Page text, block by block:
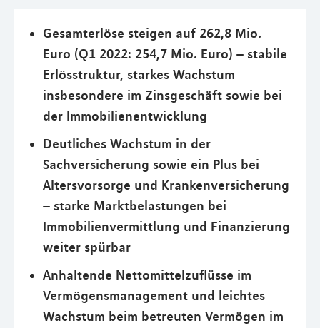
Gesamterlöse steigen auf 262,8 Mio.
Euro (Q1 2022: 254,7 Mio. Euro) – stabile
Erlösstruktur, starkes Wachstum
insbesondere im Zinsgeschäft sowie bei
der Immobilienentwicklung
Deutliches Wachstum in der
Sachversicherung sowie ein Plus bei
Altersvorsorge und Krankenversicherung
– starke Marktbelastungen bei
Immobilienvermittlung und Finanzierung
weiter spürbar
Anhaltende Nettomittelzuflüsse im
Vermögensmanagement und leichtes
Wachstum beim betreuten Vermögen im